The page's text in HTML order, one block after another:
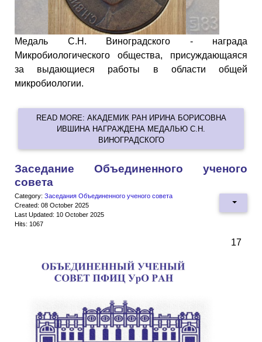
Медаль С.Н. Виноградского - награда
Микробиологического общества, присуждающаяся
за выдающиеся работы в области общей
микробиологии.
READ MORE: АКАДЕМИК РАН ИРИНА БОРИСОВНА
ИВШИНА НАГРАЖДЕНА МЕДАЛЬЮ С.Н.
ВИНОГРАДСКОГО
Заседание Объединенного ученого
совета
Category: Заседания Объединенного ученого совета
Created: 08 October 2025
Last Updated: 10 October 2025
Hits: 1067
17